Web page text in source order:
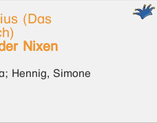
(Das
Nixen
Hennig, Simone